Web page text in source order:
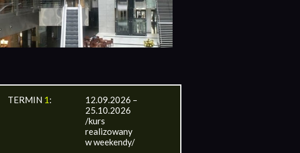
TERMIN 1:
12.09.2026 –
25.10.2026
/kurs
realizowany
w weekendy/